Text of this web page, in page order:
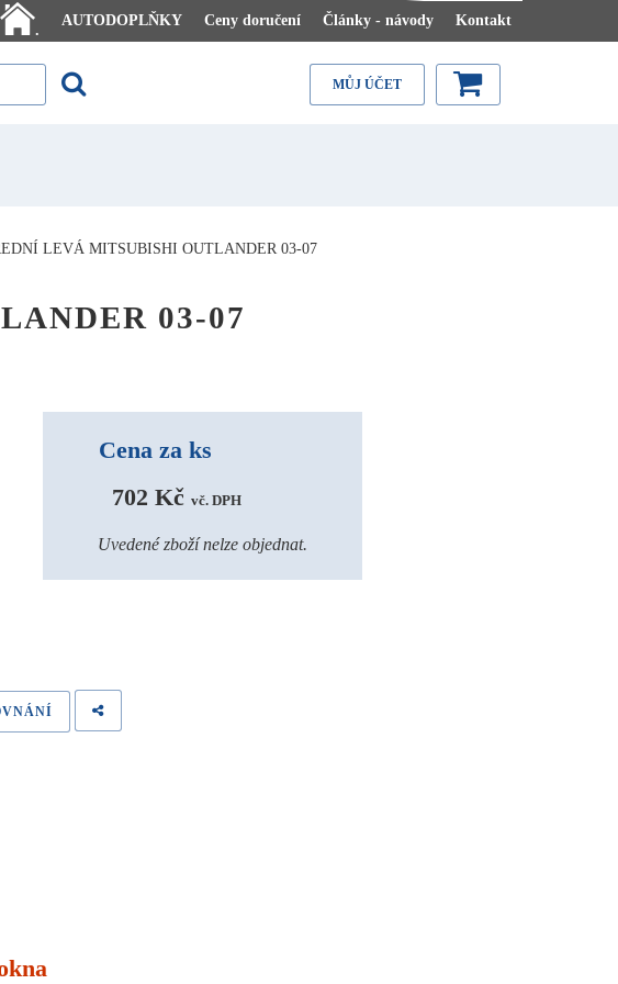
.
AUTODOPLŇKY Ceny doručení Články - návody Kontakt
MŮJ ÚČET
LEVÁ MITSUBISHI OUTLANDER 03-07
03-07
Cena za ks
702 Kč vč. DPH
Uvedené zboží nelze objednat.